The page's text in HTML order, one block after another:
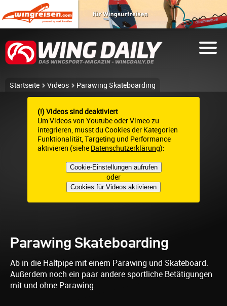
Startseite Videos Parawing Skateboarding
(!) Videos sind deaktiviert
Um Videos von Youtube oder Vimeo zu
integrieren, musst du Cookies der Kategorien
Funktionalität, Targeting und Performance
aktivieren (siehe Datenschutzerklärung):
Cookie-Einstellungen aufrufen
oder
Cookies für Videos aktivieren
Parawing Skateboarding
Ab in die Halfpipe mit einem Parawing und Skateboard.
Außerdem noch ein paar andere sportliche Betätigungen
mit und ohne Parawing.